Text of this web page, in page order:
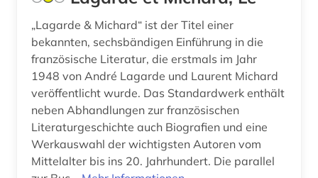
„Lagarde & Michard“ ist der Titel einer
bekannten, sechsbändigen Einführung in die
französische Literatur, die erstmals im Jahr
1948 von André Lagarde und Laurent Michard
veröffentlicht wurde. Das Standardwerk enthält
neben Abhandlungen zur französischen
Literaturgeschichte auch Biografien und eine
Werkauswahl der wichtigsten Autoren vom
Mittelalter bis ins 20. Jahrhundert. Die parallel